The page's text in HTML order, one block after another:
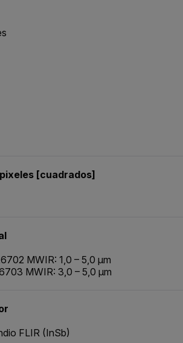
[cuadrados]
MWIR: 1,0 – 5,0 µm
MWIR: 3,0 – 5,0 µm
FLIR (InSb)